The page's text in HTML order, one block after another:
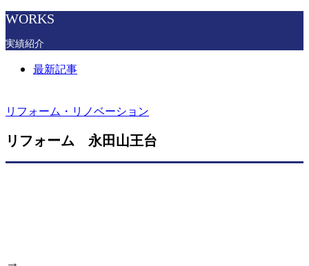
WORKS
実績紹介
最新記事
リフォーム・リノベーション
リフォーム 永田山王台